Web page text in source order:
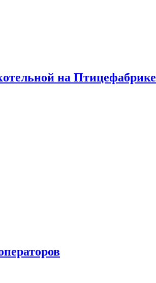
на Птицефабрике